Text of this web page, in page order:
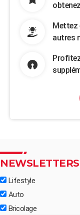
Mettez
autres
NEWSLETTERS
Lifestyle
Auto
Bricolage